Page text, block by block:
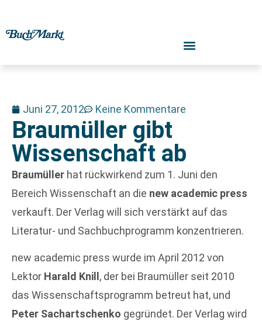
Juni 27, 2012 Keine Kommentare
Braumüller gibt
Wissenschaft ab
Braumüller hat rückwirkend zum 1. Juni den
Bereich Wissenschaft an die new academic press
verkauft. Der Verlag will sich verstärkt auf das
Literatur- und Sachbuchprogramm konzentrieren.
new academic press wurde im April 2012 von
Lektor Harald Knill , der bei Braumüller seit 2010
das Wissenschaftsprogramm betreut hat, und
Peter Sachartschenko gegründet. Der Verlag wird